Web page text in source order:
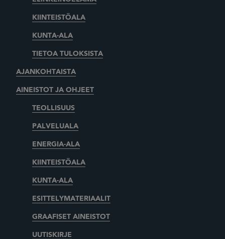
KIINTEISTÖALA
KUNTA-ALA
TIETOA TULOKSISTA
AJANKOHTAISTA
AINEISTOT JA OHJEET
TEOLLISUUS
PALVELUALA
ENERGIA-ALA
KIINTEISTÖALA
KUNTA-ALA
ESITTELYMATERIAALIT
GRAAFISET AINEISTOT
UUTISKIRJE